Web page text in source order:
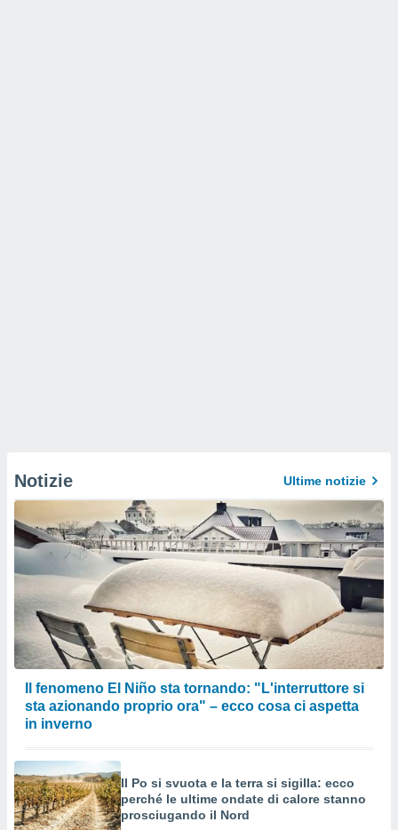
Notizie Ultime notizie
Il fenomeno El Niño sta tornando: "L'interruttore si
sta azionando proprio ora" – ecco cosa ci aspetta
in inverno
Il Po si svuota e la terra si sigilla: ecco
perché le ultime ondate di calore stanno
prosciugando il Nord